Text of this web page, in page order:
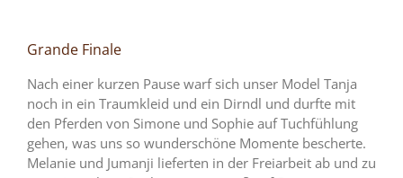
Grande Finale
Nach einer kurzen Pause warf sich unser Model Tanja
noch in ein Traumkleid und ein Dirndl und durfte mit
den Pferden von Simone und Sophie auf Tuchfühlung
gehen, was uns so wunderschöne Momente bescherte.
Melanie und Jumanji lieferten in der Freiarbeit ab und zu